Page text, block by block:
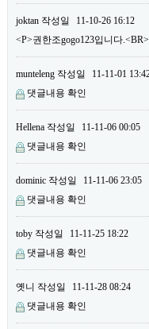
joktan 작성일
11-10-26 16:12
<P>권한조gogo123입니다
munteleng 작성일
11-11-01
댓글내용 확인
Hellena 작성일
11-11-06 00:05
댓글내용 확인
dominic 작성일
11-11-06 23:05
댓글내용 확인
toby 작성일
11-11-25 18:22
댓글내용 확인
옛니 작성일
11-11-28 08:24
댓글내용 확인